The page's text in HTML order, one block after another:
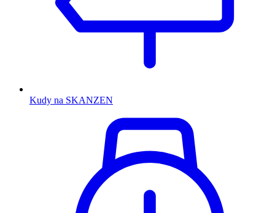
Kudy na SKANZEN